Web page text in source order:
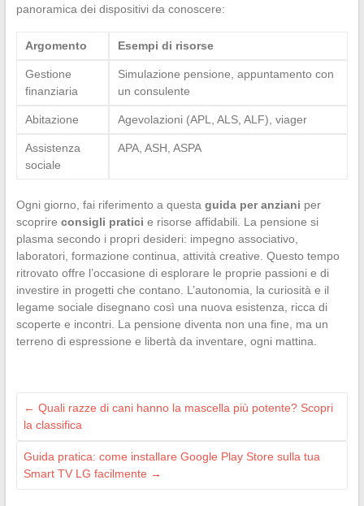
panoramica dei dispositivi da conoscere:
Argomento Esempi di risorse
Gestione
finanziaria
Simulazione pensione, appuntamento con
un consulente
Abitazione Agevolazioni (APL, ALS, ALF), viager
Assistenza
sociale
APA, ASH, ASPA
Ogni giorno, fai riferimento a questa guida per anziani per
scoprire consigli pratici e risorse affidabili. La pensione si
plasma secondo i propri desideri: impegno associativo,
laboratori, formazione continua, attività creative. Questo tempo
ritrovato offre l’occasione di esplorare le proprie passioni e di
investire in progetti che contano. L’autonomia, la curiosità e il
legame sociale disegnano così una nuova esistenza, ricca di
scoperte e incontri. La pensione diventa non una fine, ma un
terreno di espressione e libertà da inventare, ogni mattina.
← Quali razze di cani hanno la mascella più potente? Scopri
la classifica
Guida pratica: come installare Google Play Store sulla tua
Smart TV LG facilmente →